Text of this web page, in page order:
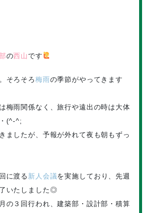
の西山です
そろそろ梅雨の季節がやってきます
梅雨関係なく、旅行や遠出の時は大体
(^-^;
ましたが、予報が外れて夜も朝もずっ
に渡る 新人会議を実施しており、先週
いたしました◎
の３回行われ、建築部・設計部・積算